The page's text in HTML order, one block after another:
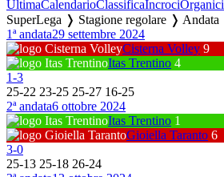
UltimaCalendarioClassificaIncrociOrganici
SuperLega ❭ Stagione regolare ❭ Andata
1ª andata29 settembre 2024
Cisterna Volley 9
Itas Trentino 4
1-3
25-22 23-25 25-27 16-25
2ª andata6 ottobre 2024
Itas Trentino 1
Gioiella Taranto 6
3-0
25-13 25-18 26-24